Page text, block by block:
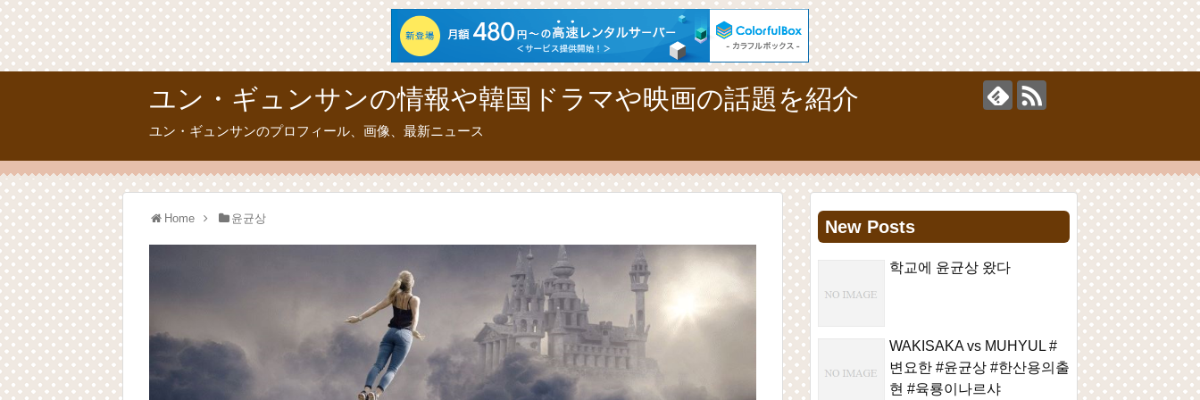
ユン・ギュンサンの情報や韓国ドラマや映画の話題を紹介
ユン・ギュンサンのプロフィール、画像、最新ニュース
Home 윤균상 New Posts
학교에 윤균상 왔다
WAKISAKA vs MUHYUL #
변요한 #윤균상 #한산용의출
현 #육룡이나르샤